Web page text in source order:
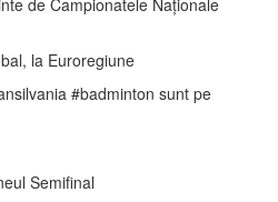
la Euroregiune
#badminton sunt pe
Semifinal